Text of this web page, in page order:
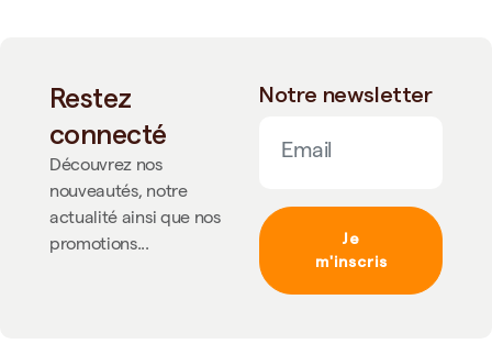
Restez
connecté
Découvrez nos
nouveautés, notre
actualité ainsi que nos
promotions...
Notre newsletter
Je
m'inscris